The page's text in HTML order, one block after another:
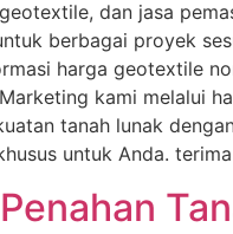
dan jasa
berbagai proyek
harga geotextile
kami melalui
tanah lunak
untuk Anda.